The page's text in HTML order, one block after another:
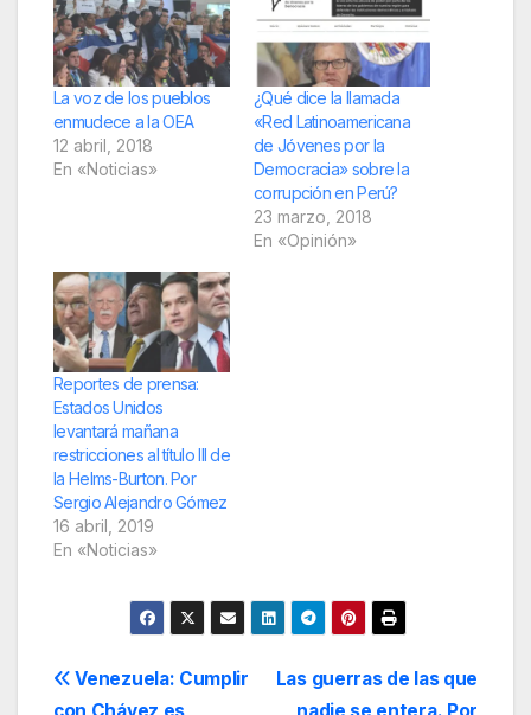
La voz de los pueblos
enmudece a la OEA
12 abril, 2018
En «Noticias»
¿Qué dice la llamada
«Red Latinoamericana
de Jóvenes por la
Democracia» sobre la
corrupción en Perú?
23 marzo, 2018
En «Opinión»
Reportes de prensa:
Estados Unidos
levantará mañana
restricciones al título III de
la Helms-Burton. Por
Sergio Alejandro Gómez
16 abril, 2019
En «Noticias»
Navegación
Las guerras de las que
Venezuela: Cumplir